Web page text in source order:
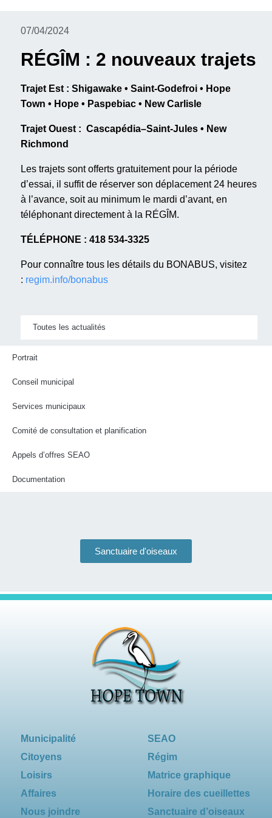
07/04/2024
RÉGÎM : 2 nouveaux trajets
Trajet Est : Shigawake • Saint-Godefroi • Hope
Town • Hope • Paspebiac • New Carlisle
Trajet Ouest : Cascapédia–Saint-Jules • New
Richmond
Les trajets sont offerts gratuitement pour la période
d’essai, il suffit de réserver son déplacement 24 heures
à l’avance, soit au minimum le mardi d’avant, en
téléphonant directement à la RÉGÎM.
TÉLÉPHONE : 418 534-3325
Pour connaître tous les détails du BONABUS, visitez
: regim.info/bonabus
Toutes les actualités
Portrait
Conseil municipal
Services municipaux
Comité de consultation et planification
Appels d’offres SEAO
Documentation
Sanctuaire d'oiseaux
Municipalité
Citoyens
Loisirs
Affaires
Nous joindre
SEAO
Régim
Matrice graphique
Horaire des cueillettes
Sanctuaire d’oiseaux